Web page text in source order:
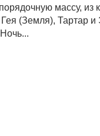
массу, из
(Земля), Тартар и